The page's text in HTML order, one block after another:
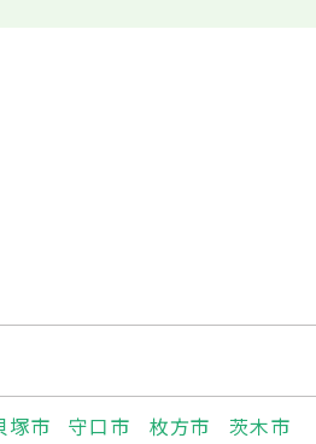
塚市 守口市 枚方市
茨木市